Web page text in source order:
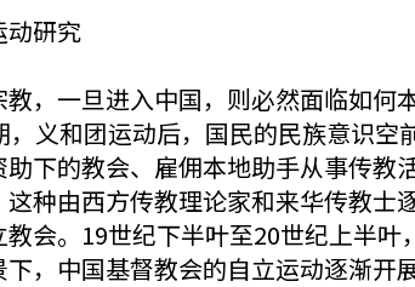
动研究
，一旦进入中国，则必然面临如
，义和团运动后，国民的民族意识
下的教会、雇佣本地助手从事传
种由西方传教理论家和来华传教
会。19世纪下半叶至20世纪上半
，中国基督教会的自立运动逐渐开展